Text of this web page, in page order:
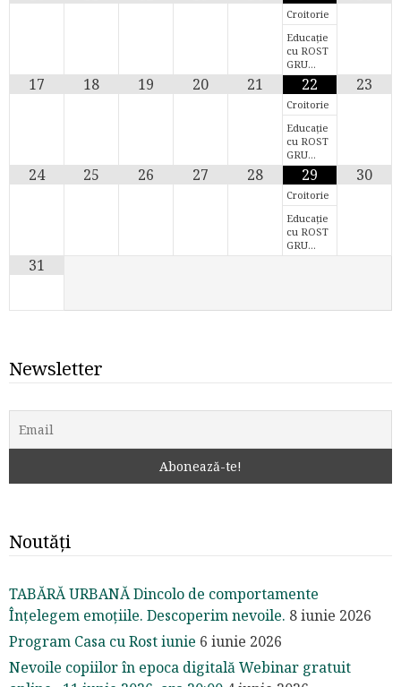
Croitorie
Educație
cu ROST
GRU…
17 18 19 20 21 22
Croitorie
Educație
cu ROST
GRU…
23
24 25 26 27 28 29
Croitorie
Educație
cu ROST
GRU…
30
31
Newsletter
Noutăți
TABĂRĂ URBANĂ Dincolo de comportamente
Înțelegem emoțiile. Descoperim nevoile. 8 iunie 2026
Program Casa cu Rost iunie 6 iunie 2026
Nevoile copiilor în epoca digitală Webinar gratuit